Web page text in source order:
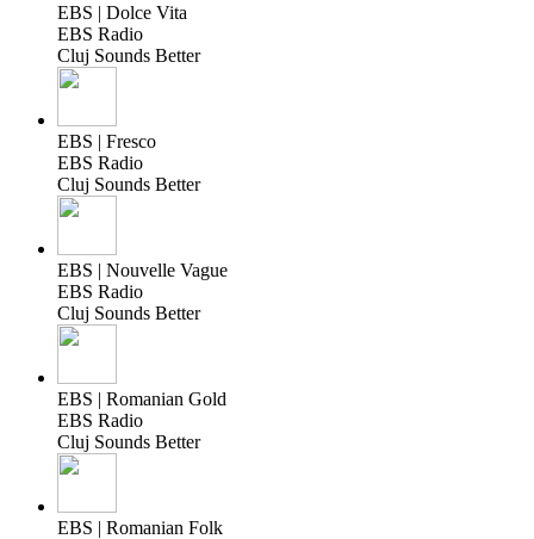
EBS | Dolce Vita
EBS Radio
Cluj Sounds Better
EBS | Fresco
EBS Radio
Cluj Sounds Better
EBS | Nouvelle Vague
EBS Radio
Cluj Sounds Better
EBS | Romanian Gold
EBS Radio
Cluj Sounds Better
EBS | Romanian Folk